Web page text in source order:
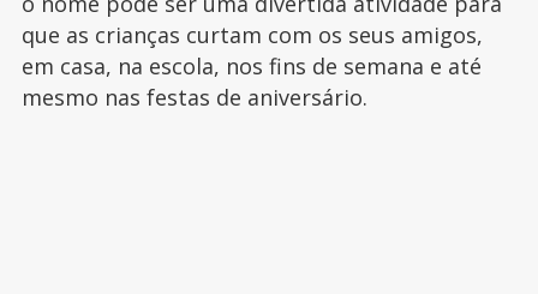
que as crianças curtam com os seus amigos,
em casa, na escola, nos fins de semana e até
mesmo nas festas de aniversário.